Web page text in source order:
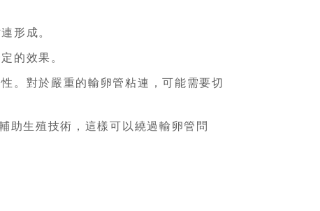
形成。
的效果。
。對於嚴重的輸卵管粘連，可能需要切
助生殖技術，這樣可以繞過輸卵管問